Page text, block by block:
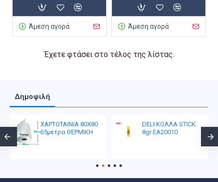
Άμεση αγορά Άμεση αγορά
Έχετε φτάσει στο τέλος της λίστας.
Δημοφιλή
ΧΑΡΤΟΤΑΙΝΙΑ 80Χ80
65μετρα ΘΕΡΜΙΚΗ
DELI ΚΟΛΛΑ STICK
8gr EA20010